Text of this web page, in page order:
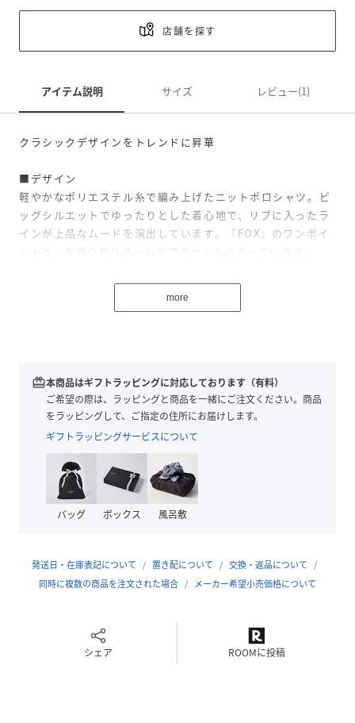
店舗を探す
アイテム説明 サイズ レビュー(1)
クラシックデザインをトレンドに昇華
■デザイン
軽やかなポリエステル糸で編み上げたニットポロシャツ。ビ
ッグシルエットでゆったりとした着心地で、リブに入ったラ
インが上品なムードを演出しています。『FOX』のワンポイ
ントと、左裾の飾りネームがアクセントになっています。
ビッグシルエットなので、カジュアルなスタイリングにぴっ
■サイズ
ビッグシルエットなので、ゆとりのある着心地。トレンドス
タイルに取り入れたいひと品です。
軽く柔らかなポリエステル糸を使用。
Model：H180 Size：L
透け感：あり
伸縮性：あり
【スタッフレビュー】
more
redeem本商品はギフトラッピングに対応しております（有料）
ご希望の際は、ラッピングと商品を一緒にご注文ください。商品
をラッピングして、ご指定の住所にお届けします。
ギフトラッピングサービスについて
バッグ ボックス 風呂敷
発送日・在庫表記について 置き配について
交換・返品について
同時に複数の商品を注文された場合
メーカー希望小売価格について
シェア ROOMに投稿